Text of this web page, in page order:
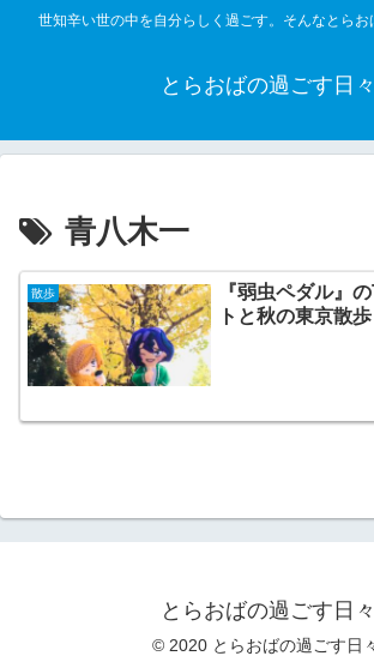
世知辛い世の中を自分らしく過ごす。そんなとら
とらおばの過ごす日々
青八木一
散歩
『弱虫ペダル』
トと秋の東京散歩
とらおばの過ごす日々
© 2020 とらおばの過ごす日